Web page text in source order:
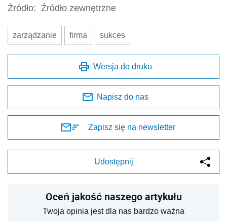
Źródło: Źródło zewnętrzne
zarządzanie firma sukces
Wersja do druku
Napisz do nas
Zapisz się na newsletter
Udostępnij
Oceń jakość naszego artykułu
Twoja opinia jest dla nas bardzo ważna